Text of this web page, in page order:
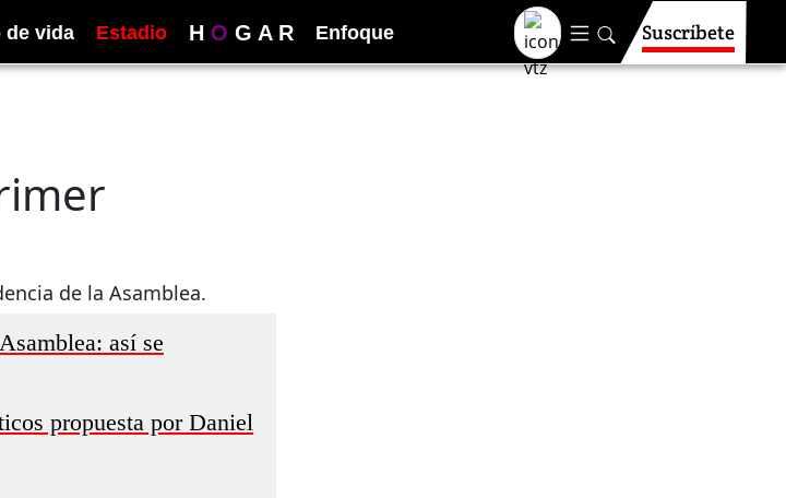
de vida Estadio H O G A R Enfoque Suscríbete
de la Asamblea.
así se
propuesta por Daniel